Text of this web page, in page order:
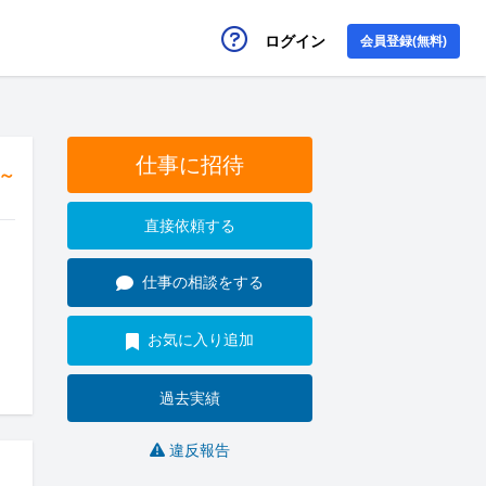
ログイン 会員登録(無料)
仕事に招待
直接依頼する
仕事の相談をする
お気に入り追加
過去実績
違反報告